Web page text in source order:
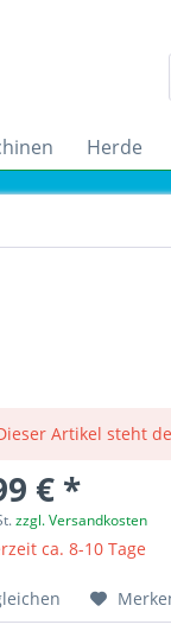
Herde
Artikel steht
€ *
zzgl. Versandkosten
ca. 8-10 Tage